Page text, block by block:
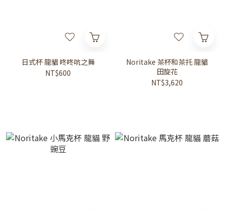
日式杯 龍貓 咚咚吭之舞
NT$600
Noritake 茶杯和茶托 龍貓
田旋花
NT$3,620